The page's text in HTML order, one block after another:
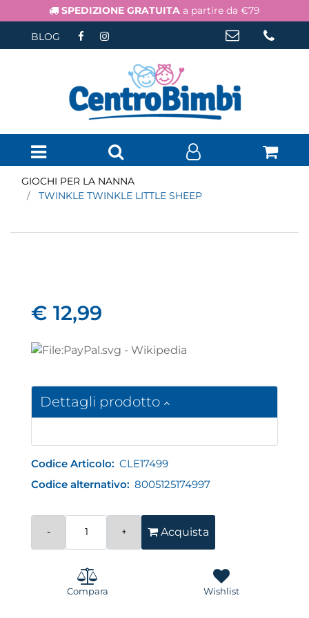
SPEDIZIONE GRATUITA a partire da €79
BLOG
Open menu
GIOCHI PER LA NANNA
TWINKLE TWINKLE LITTLE SHEEP
€ 12,99
Dettagli prodotto
Codice Articolo: CLE17499
Codice alternativo: 8005125174997
Acquista
Compara Wishlist